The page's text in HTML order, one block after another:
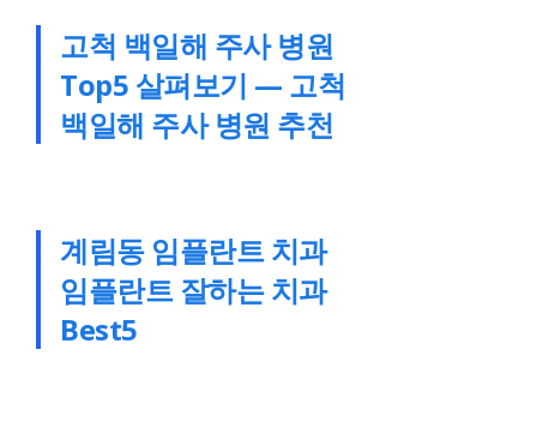
고척 백일해 주사 병원
Top5 살펴보기 — 고척
백일해 주사 병원 추천
계림동 임플란트 치과
임플란트 잘하는 치과
Best5